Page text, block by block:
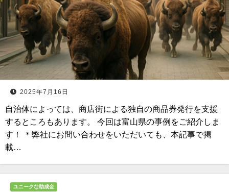
2025年7月16日
自治体によっては、商店街による独自の商品券発行を支援
するところもあります。 今回は富山県の事例をご紹介しま
す！ ＊弊社にお問い合わせをいただいても、本記事で掲
載…
ユニークな助成金